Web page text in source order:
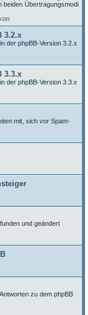
beiden Übertragungsmodi
3.2.x
der phpBB-Version 3.2.x
3.3.x
der phpBB-Version 3.3.x
mit, sich vor Spam-
und geändert
zu dem phpBB